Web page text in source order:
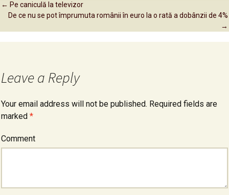
Post navigation
← Pe caniculă la televizor
De ce nu se pot împrumuta românii în euro la o rată a dobânzii de 4%
→
Leave a Reply
Your email address will not be published. Required fields are
marked *
Comment